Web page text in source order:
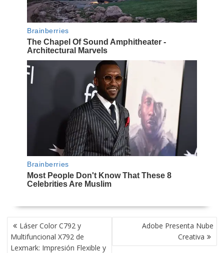
NAVEGACIÓN
DE
ENTRADAS
Láser Color C792 y
Multifuncional X792 de
Lexmark: Impresión Flexible y
Adobe Presenta Nube
Creativa